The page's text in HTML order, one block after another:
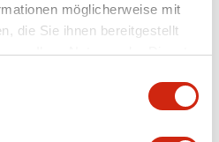
möglicherweise mit
die Sie ihnen bereitgestellt
Ihrer Nutzung der Dienste
Alle erweitern